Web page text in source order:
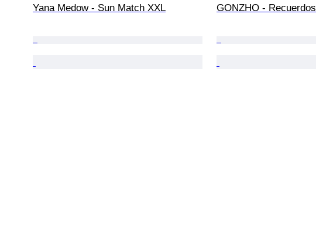
Yana Medow - Sun Match XXL GONZHO - Recuerdos